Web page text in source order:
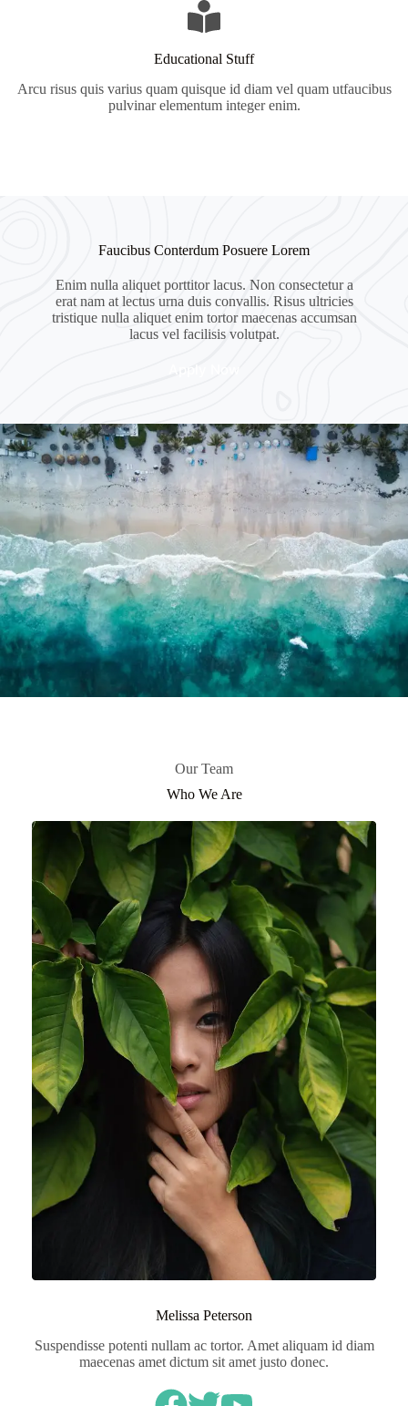
Educational Stuff
Arcu risus quis varius quam quisque id diam vel quam utfaucibus
pulvinar elementum integer enim.
Faucibus Conterdum Posuere Lorem
Enim nulla aliquet porttitor lacus. Non consectetur a
erat nam at lectus urna duis convallis. Risus ultricies
tristique nulla aliquet enim tortor maecenas accumsan
lacus vel facilisis volutpat.
Our Team
Who We Are
Melissa Peterson
Suspendisse potenti nullam ac tortor. Amet aliquam id diam
maecenas amet dictum sit amet justo donec.